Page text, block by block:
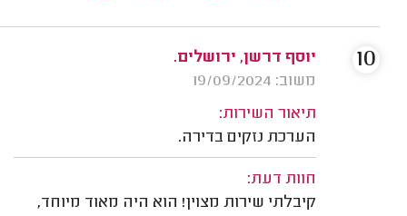
יוסף דרשן, ירושלים.
משוב: 19/09/2024
תיאור השירות:
הערכת נזקים בדירה.
חוות דעת:
קיבלתי שירות מצוין! הוא היה מאוד מיוחד,
10